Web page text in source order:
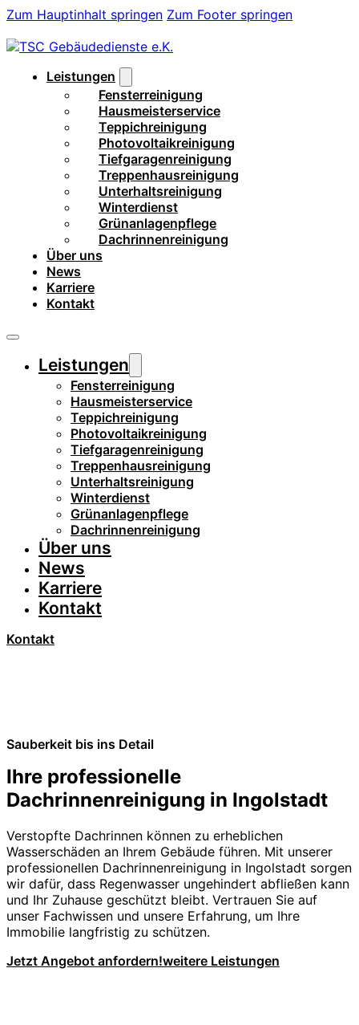
Zum Hauptinhalt springen Zum Footer springen
Leistungen
Fensterreinigung
Hausmeisterservice
Teppichreinigung
Photovoltaikreinigung
Tiefgaragenreinigung
Treppenhausreinigung
Unterhaltsreinigung
Winterdienst
Grünanlagenpflege
Dachrinnenreinigung
Über uns
News
Karriere
Kontakt
Leistungen
Fensterreinigung
Hausmeisterservice
Teppichreinigung
Photovoltaikreinigung
Tiefgaragenreinigung
Treppenhausreinigung
Unterhaltsreinigung
Winterdienst
Grünanlagenpflege
Dachrinnenreinigung
Über uns
News
Karriere
Kontakt
Kontakt
Sauberkeit bis ins Detail
Ihre professionelle
Dachrinnenreinigung in Ingolstadt
Verstopfte Dachrinnen können zu erheblichen
Wasserschäden an Ihrem Gebäude führen. Mit unserer
professionellen Dachrinnenreinigung in Ingolstadt sorgen
wir dafür, dass Regenwasser ungehindert abfließen kann
und Ihr Zuhause geschützt bleibt. Vertrauen Sie auf
unser Fachwissen und unsere Erfahrung, um Ihre
Immobilie langfristig zu schützen.
Jetzt Angebot anfordern!weitere Leistungen